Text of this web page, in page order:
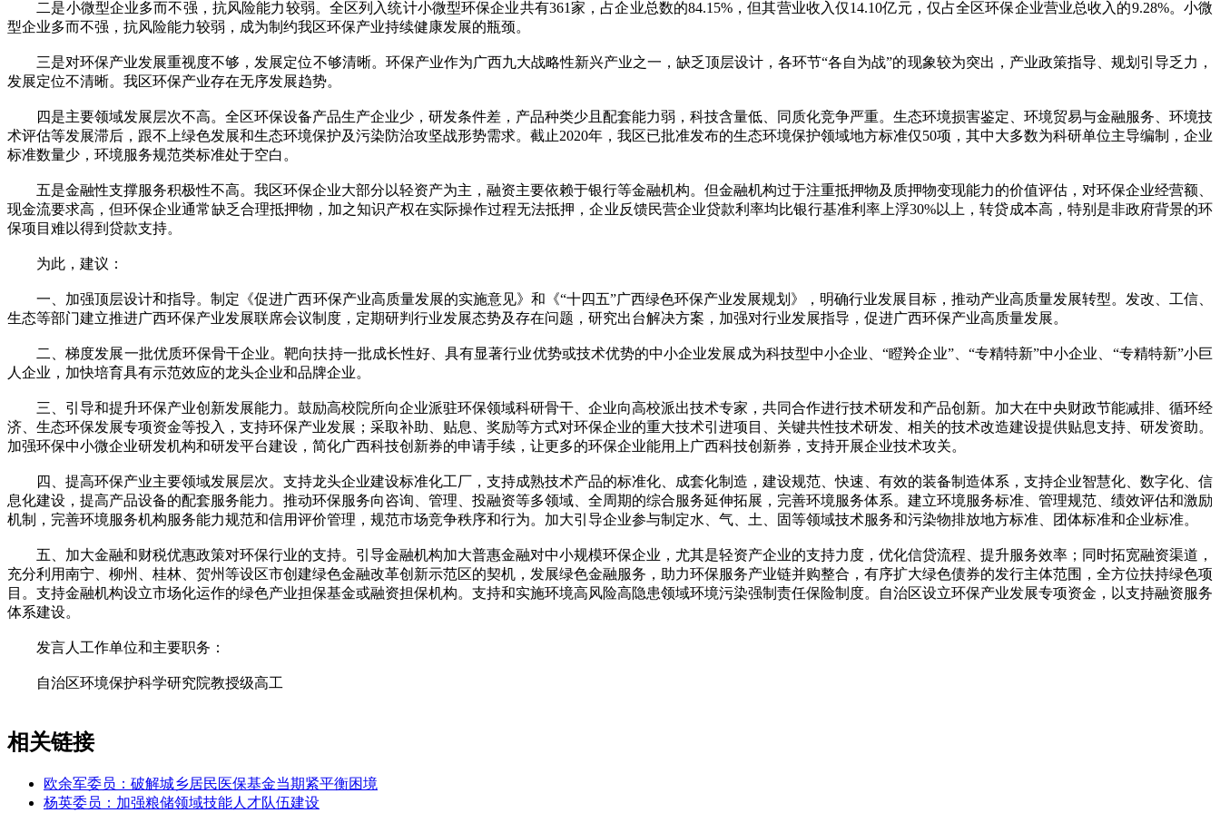
二是小微型企业多而不强，抗风险能力较弱。全区列入统计小微型环保企业共有361家，占企业总数的84.15%，但其营业收入仅14.10亿元，仅占全区环保企业营业总收入的9.28%。小微
型企业多而不强，抗风险能力较弱，成为制约我区环保产业持续健康发展的瓶颈。
三是对环保产业发展重视度不够，发展定位不够清晰。环保产业作为广西九大战略性新兴产业之一，缺乏顶层设计，各环节“各自为战”的现象较为突出，产业政策指导、规划引导乏力，
发展定位不清晰。我区环保产业存在无序发展趋势。
四是主要领域发展层次不高。全区环保设备产品生产企业少，研发条件差，产品种类少且配套能力弱，科技含量低、同质化竞争严重。生态环境损害鉴定、环境贸易与金融服务、环境技
术评估等发展滞后，跟不上绿色发展和生态环境保护及污染防治攻坚战形势需求。截止2020年，我区已批准发布的生态环境保护领域地方标准仅50项，其中大多数为科研单位主导编制，企业
标准数量少，环境服务规范类标准处于空白。
五是金融性支撑服务积极性不高。我区环保企业大部分以轻资产为主，融资主要依赖于银行等金融机构。但金融机构过于注重抵押物及质押物变现能力的价值评估，对环保企业经营额、
现金流要求高，但环保企业通常缺乏合理抵押物，加之知识产权在实际操作过程无法抵押，企业反馈民营企业贷款利率均比银行基准利率上浮30%以上，转贷成本高，特别是非政府背景的环
保项目难以得到贷款支持。
为此，建议：
一、加强顶层设计和指导。制定《促进广西环保产业高质量发展的实施意见》和《“十四五”广西绿色环保产业发展规划》，明确行业发展目标，推动产业高质量发展转型。发改、工信、
生态等部门建立推进广西环保产业发展联席会议制度，定期研判行业发展态势及存在问题，研究出台解决方案，加强对行业发展指导，促进广西环保产业高质量发展。
二、梯度发展一批优质环保骨干企业。靶向扶持一批成长性好、具有显著行业优势或技术优势的中小企业发展成为科技型中小企业、“瞪羚企业”、“专精特新”中小企业、“专精特新”小巨
人企业，加快培育具有示范效应的龙头企业和品牌企业。
三、引导和提升环保产业创新发展能力。鼓励高校院所向企业派驻环保领域科研骨干、企业向高校派出技术专家，共同合作进行技术研发和产品创新。加大在中央财政节能减排、循环经
济、生态环保发展专项资金等投入，支持环保产业发展；采取补助、贴息、奖励等方式对环保企业的重大技术引进项目、关键共性技术研发、相关的技术改造建设提供贴息支持、研发资助。
加强环保中小微企业研发机构和研发平台建设，简化广西科技创新券的申请手续，让更多的环保企业能用上广西科技创新券，支持开展企业技术攻关。
四、提高环保产业主要领域发展层次。支持龙头企业建设标准化工厂，支持成熟技术产品的标准化、成套化制造，建设规范、快速、有效的装备制造体系，支持企业智慧化、数字化、信
息化建设，提高产品设备的配套服务能力。推动环保服务向咨询、管理、投融资等多领域、全周期的综合服务延伸拓展，完善环境服务体系。建立环境服务标准、管理规范、绩效评估和激励
机制，完善环境服务机构服务能力规范和信用评价管理，规范市场竞争秩序和行为。加大引导企业参与制定水、气、土、固等领域技术服务和污染物排放地方标准、团体标准和企业标准。
五、加大金融和财税优惠政策对环保行业的支持。引导金融机构加大普惠金融对中小规模环保企业，尤其是轻资产企业的支持力度，优化信贷流程、提升服务效率；同时拓宽融资渠道，
充分利用南宁、柳州、桂林、贺州等设区市创建绿色金融改革创新示范区的契机，发展绿色金融服务，助力环保服务产业链并购整合，有序扩大绿色债券的发行主体范围，全方位扶持绿色项
目。支持金融机构设立市场化运作的绿色产业担保基金或融资担保机构。支持和实施环境高风险高隐患领域环境污染强制责任保险制度。自治区设立环保产业发展专项资金，以支持融资服务
体系建设。
发言人工作单位和主要职务：
自治区环境保护科学研究院教授级高工
相关链接
欧余军委员：破解城乡居民医保基金当期紧平衡困境
杨英委员：加强粮储领域技能人才队伍建设